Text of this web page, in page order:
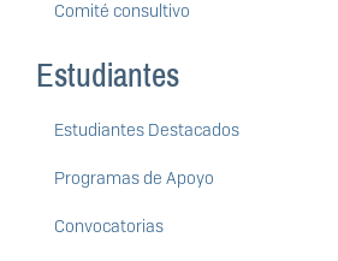
Comité consultivo
Estudiantes
Estudiantes Destacados
Programas de Apoyo
Convocatorias